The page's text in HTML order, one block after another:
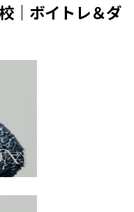
｜ボイトレ＆ダ